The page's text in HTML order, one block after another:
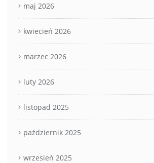
maj 2026
kwiecień 2026
marzec 2026
luty 2026
listopad 2025
październik 2025
wrzesień 2025